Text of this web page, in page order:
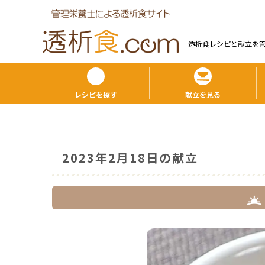
透析食レシピと献⽴を
レシピを探す 献立を見る
2023年2月18日の献立